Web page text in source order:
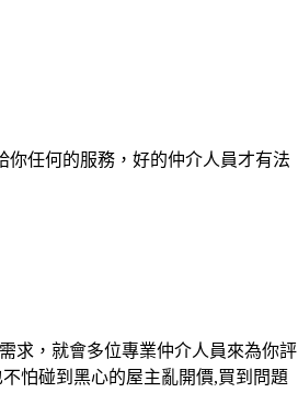
任何的服務，好的仲介人員才有法
求，就會多位專業仲介人員來為你評
怕碰到黑心的屋主亂開價,買到問題